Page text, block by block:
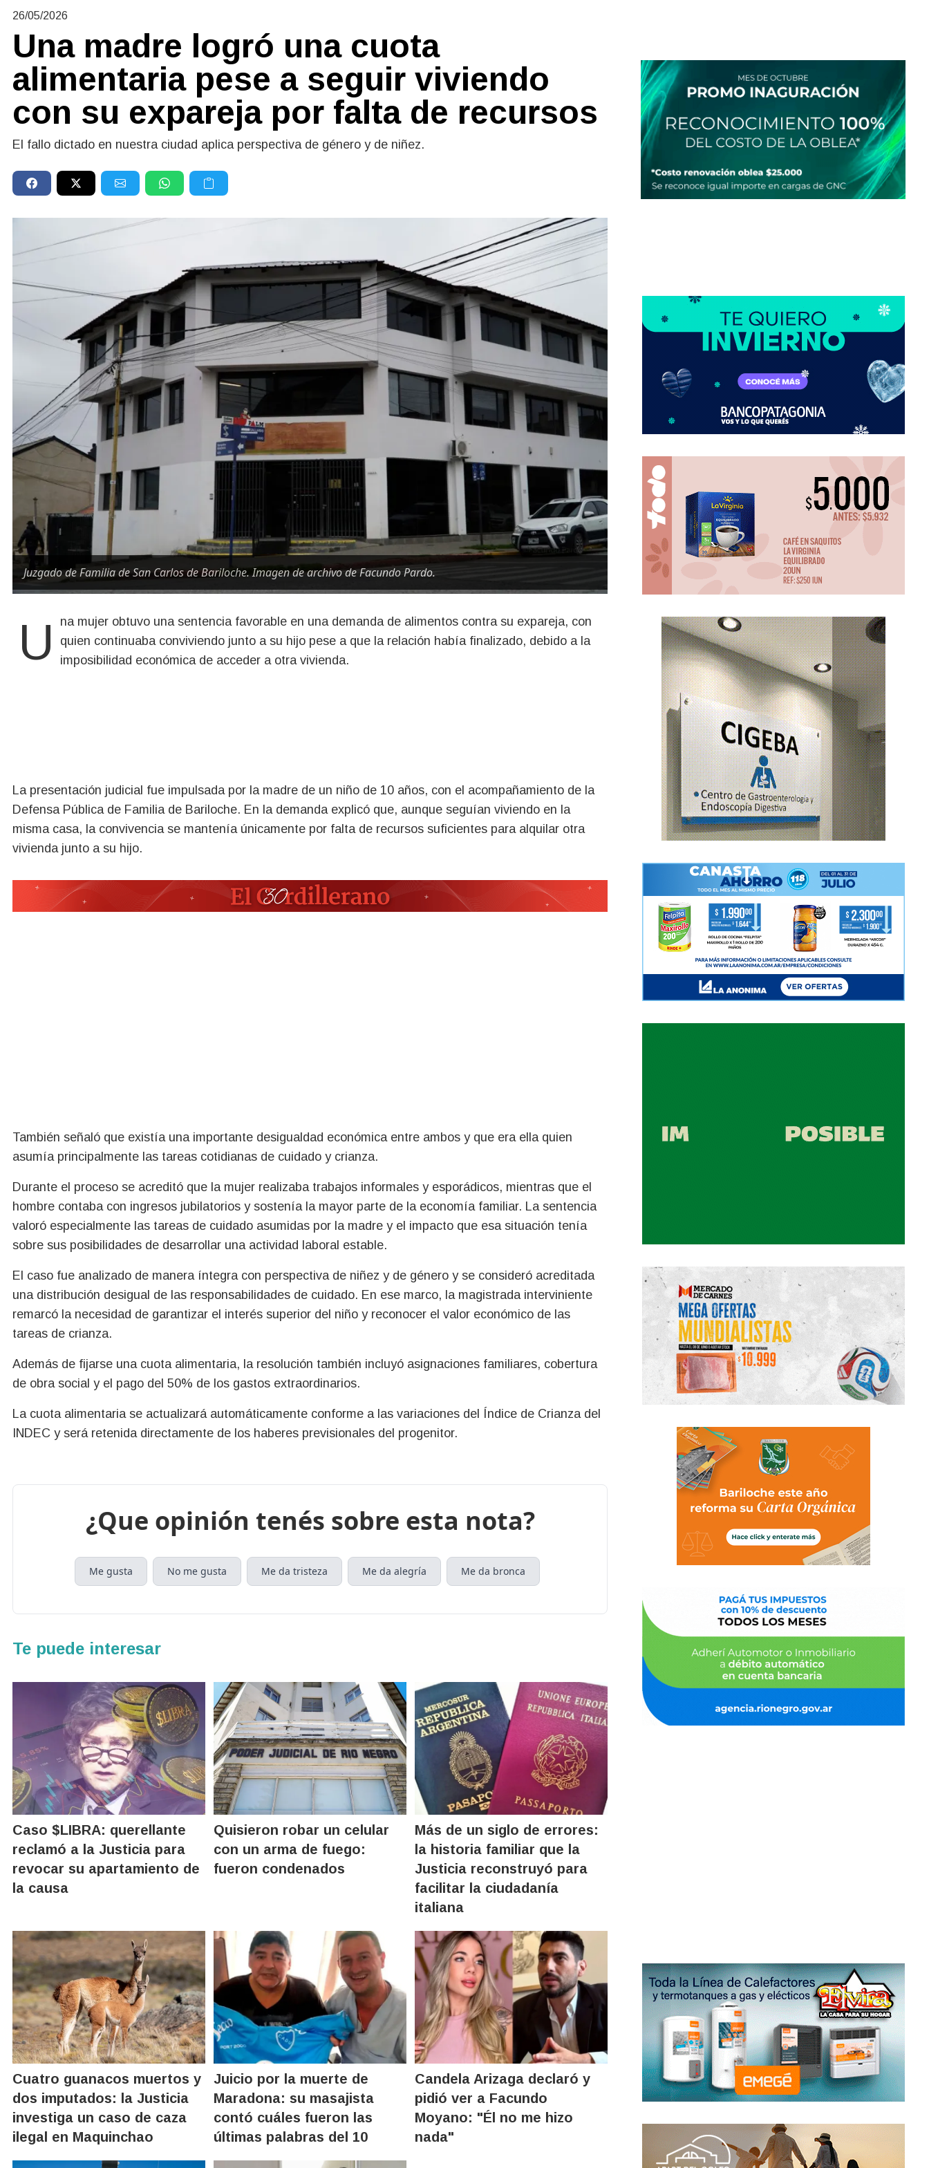
26/05/2026
Una madre logró una cuota
alimentaria pese a seguir viviendo
con su expareja por falta de recursos
El fallo dictado en nuestra ciudad aplica perspectiva de género y de niñez.
Juzgado de Familia de San Carlos de Bariloche. Imagen de archivo de Facundo Pardo.
Una mujer obtuvo una sentencia favorable en una demanda de alimentos contra su expareja, con
quien continuaba conviviendo junto a su hijo pese a que la relación había finalizado, debido a la
imposibilidad económica de acceder a otra vivienda.
La presentación judicial fue impulsada por la madre de un niño de 10 años, con el acompañamiento de la
Defensa Pública de Familia de Bariloche. En la demanda explicó que, aunque seguían viviendo en la
misma casa, la convivencia se mantenía únicamente por falta de recursos suficientes para alquilar otra
vivienda junto a su hijo.
También señaló que existía una importante desigualdad económica entre ambos y que era ella quien
asumía principalmente las tareas cotidianas de cuidado y crianza.
Durante el proceso se acreditó que la mujer realizaba trabajos informales y esporádicos, mientras que el
hombre contaba con ingresos jubilatorios y sostenía la mayor parte de la economía familiar. La sentencia
valoró especialmente las tareas de cuidado asumidas por la madre y el impacto que esa situación tenía
sobre sus posibilidades de desarrollar una actividad laboral estable.
El caso fue analizado de manera íntegra con perspectiva de niñez y de género y se consideró acreditada
una distribución desigual de las responsabilidades de cuidado. En ese marco, la magistrada interviniente
remarcó la necesidad de garantizar el interés superior del niño y reconocer el valor económico de las
tareas de crianza.
Además de fijarse una cuota alimentaria, la resolución también incluyó asignaciones familiares, cobertura
de obra social y el pago del 50% de los gastos extraordinarios.
La cuota alimentaria se actualizará automáticamente conforme a las variaciones del Índice de Crianza del
INDEC y será retenida directamente de los haberes previsionales del progenitor.
¿Que opinión tenés sobre esta nota?
Me gusta No me gusta Me da tristeza Me da alegría Me da bronca
Te puede interesar
Caso $LIBRA: querellante
reclamó a la Justicia para
revocar su apartamiento de
la causa
Quisieron robar un celular
con un arma de fuego:
fueron condenados
Más de un siglo de errores:
la historia familiar que la
Justicia reconstruyó para
facilitar la ciudadanía
italiana
Cuatro guanacos muertos y
dos imputados: la Justicia
investiga un caso de caza
ilegal en Maquinchao
Juicio por la muerte de
Maradona: su masajista
contó cuáles fueron las
últimas palabras del 10
Candela Arizaga declaró y
pidió ver a Facundo
Moyano: "Él no me hizo
nada"